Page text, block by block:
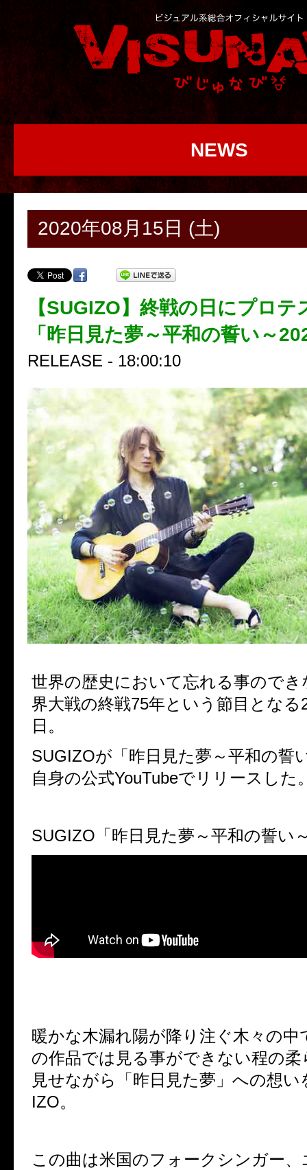
NEWS
2020年08月15日 (土)
【SUGIZO】終戦の日にプロテ
「昨日見た夢～平和の誓い～
RELEASE - 18:00:10
世界の歴史において忘れる事のでき
界大戦の終戦75年という節目となる
日。
SUGIZOが「昨日見た夢～平和の誓
自身の公式YouTubeでリリースした
SUGIZO「昨日見た夢～平和の誓い
暖かな木漏れ陽が降り注ぐ木々の中
の作品では見る事ができない程の
見せながら「昨日見た夢」への想い
IZO。
この曲は米国のフォークシンガー